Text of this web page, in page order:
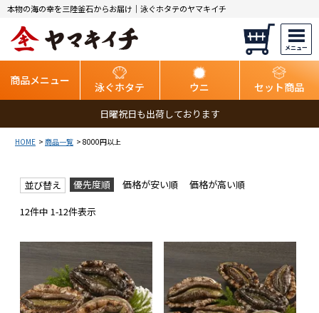
本物の海の幸を三陸釜石からお届け｜泳ぐホタテのヤマキイチ
商品メニュー 泳ぐホタテ ウニ セット商品
日曜祝日も出荷しております
HOME 商品一覧 8000円以上
並び替え 優先度順 価格が安い順
価格が高い順
12件中 1-12件表示